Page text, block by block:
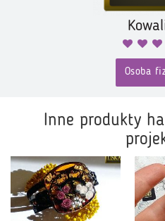
Osoba
Inne produkty